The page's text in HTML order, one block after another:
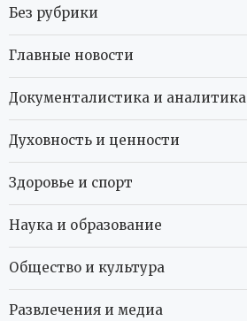
Без рубрики
Главные новости
Документалистика и аналитика
Духовность и ценности
Здоровье и спорт
Наука и образование
Общество и культура
Развлечения и медиа